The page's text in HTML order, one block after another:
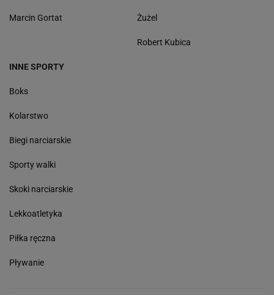
Marcin Gortat Żużel
Robert Kubica
INNE SPORTY
Boks
Kolarstwo
Biegi narciarskie
Sporty walki
Skoki narciarskie
Lekkoatletyka
Piłka ręczna
Pływanie